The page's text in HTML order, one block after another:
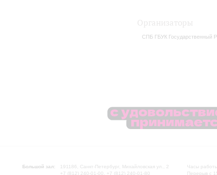
СПБ ГБУК Государственный
Большой зал:
191186, Санкт-Петербург, Михайловская ул., 2
+7 (812) 240-01-00, +7 (812) 240-01-80
Часы
Перерыв с